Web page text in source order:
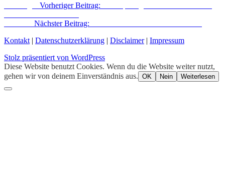
Vorheriger Beitrag:
Nächster Beitrag:
Kontakt | Datenschutzerklärung | Disclaimer| Impressum
Stolz präsentiert von WordPress
Diese Website benutzt Cookies. Wenn du die Website weiter nutzt,
gehen wir von deinem Einverständnis aus. OK Nein Weiterlesen